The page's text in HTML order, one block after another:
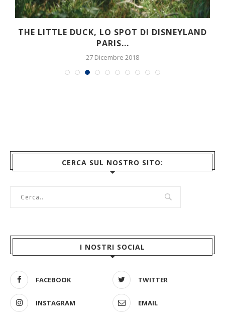
THE ART OF DISNEY ANIMATION CHIUSA:
ADESSO?
28 Marzo 2019
CERCA SUL NOSTRO SITO:
I NOSTRI SOCIAL
FACEBOOK TWITTER
INSTAGRAM EMAIL